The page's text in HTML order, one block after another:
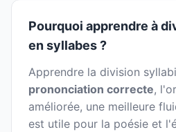
Pourquoi apprendre à
en syllabes ?
Apprendre la division
prononciation correcte,
améliorée, une meilleure
est utile pour la poésie et